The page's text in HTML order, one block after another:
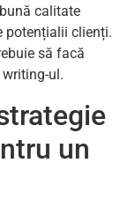
calitate
potențialii clienți.
să facă
ul.
un